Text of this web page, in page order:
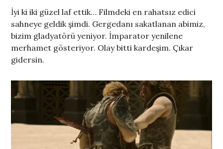
İyi ki iki güzel laf ettik… Filmdeki en rahatsız edici
sahneye geldik şimdi. Gergedanı sakatlanan abimiz,
bizim gladyatörü yeniyor. İmparator yenilene
merhamet gösteriyor. Olay bitti kardeşim. Çıkar
gidersin.